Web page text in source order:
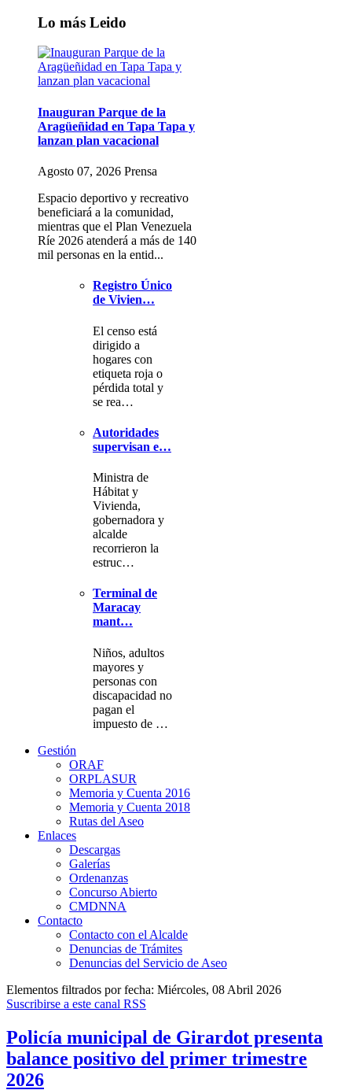
Lo más Leido
Inauguran Parque de la
Aragüeñidad en Tapa Tapa y
lanzan plan vacacional
Agosto 07, 2026 Prensa
Espacio deportivo y recreativo
beneficiará a la comunidad,
mientras que el Plan Venezuela
Ríe 2026 atenderá a más de 140
mil personas en la entid...
Registro Único
de Vivien…
El censo está
dirigido a
hogares con
etiqueta roja o
pérdida total y
se rea…
Autoridades
supervisan e…
Ministra de
Hábitat y
Vivienda,
gobernadora y
alcalde
recorrieron la
estruc…
Terminal de
Maracay
mant…
Niños, adultos
mayores y
personas con
discapacidad no
pagan el
impuesto de …
Gestión
ORAF
ORPLASUR
Memoria y Cuenta 2016
Memoria y Cuenta 2018
Rutas del Aseo
Enlaces
Descargas
Galerías
Ordenanzas
Concurso Abierto
CMDNNA
Contacto
Contacto con el Alcalde
Denuncias de Trámites
Denuncias del Servicio de Aseo
Elementos filtrados por fecha: Miércoles, 08 Abril 2026
Suscribirse a este canal RSS
Policía municipal de Girardot presenta
balance positivo del primer trimestre
2026